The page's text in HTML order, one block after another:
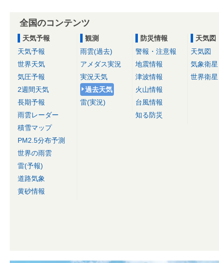
全国のコンテンツ
天気予報
天気予報
世界天気
気圧予報
2週間天気
長期予報
雨雲レーダー
積雪マップ
PM2.5分布予測
世界の雨雲
雷(予報)
道路気象
黄砂情報
観測
雨雲(過去)
アメダス実況
実況天気
過去天気
雷(実況)
防災情報
警報・注意報
地震情報
津波情報
火山情報
台風情報
知る防災
天気図
天気図
気象衛星
世界衛星